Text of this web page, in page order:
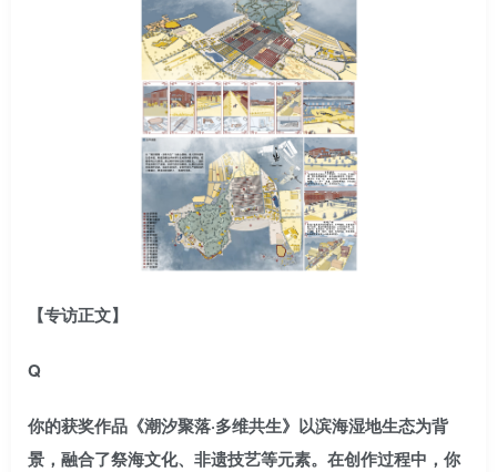
【专访正文】
Q
你的获奖作品《潮汐聚落·多维共生》以滨海湿地生态为背
景，融合了祭海文化、非遗技艺等元素。在创作过程中，你